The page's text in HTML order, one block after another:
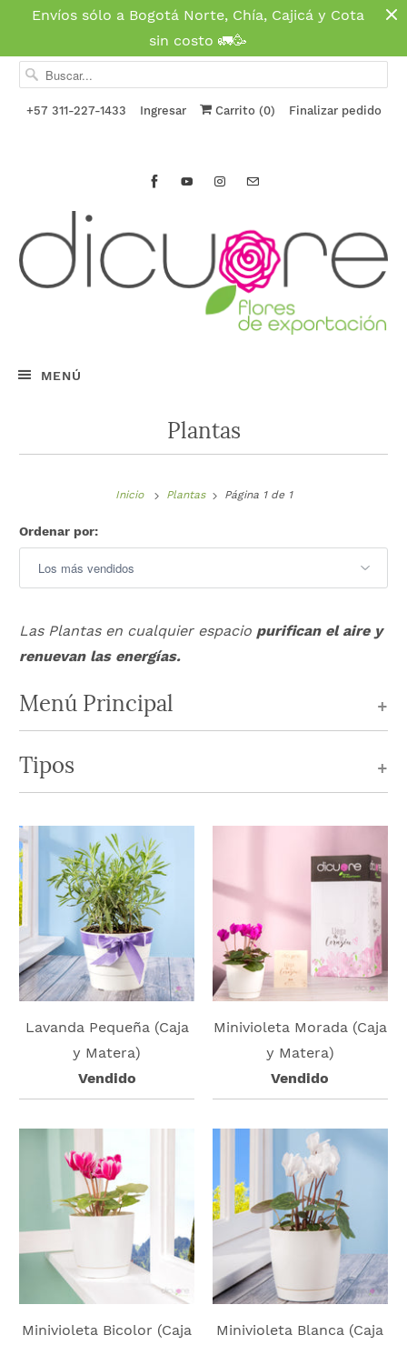
Envíos sólo a Bogotá Norte, Chía, Cajicá y Cota
sin costo 🚛🥳
+57 311-227-1433 Ingresar Carrito (0) Finalizar pedido
MENÚ
Plantas
Inicio Plantas Página 1 de 1
Ordenar por:
Las Plantas en cualquier espacio purifican el aire y
renuevan las energías.
+
Menú Principal
+
Tipos
Lavanda Pequeña (Caja
y Matera)
Vendido
Minivioleta Morada (Caja
y Matera)
Vendido
Minivioleta Bicolor (Caja
Minivioleta Blanca (Caja